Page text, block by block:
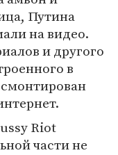
Путина
на видео.
и другого
в
Riot
части не